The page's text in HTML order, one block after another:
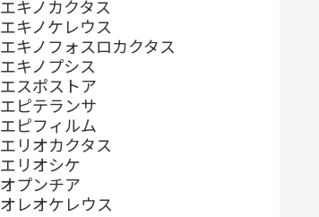
エキノカクタス
エキノケレウス
エキノフォスロカクタス
エキノプシス
エスポストア
エピテランサ
エピフィルム
エリオカクタス
エリオシケ
オプンチア
オレオケレウス